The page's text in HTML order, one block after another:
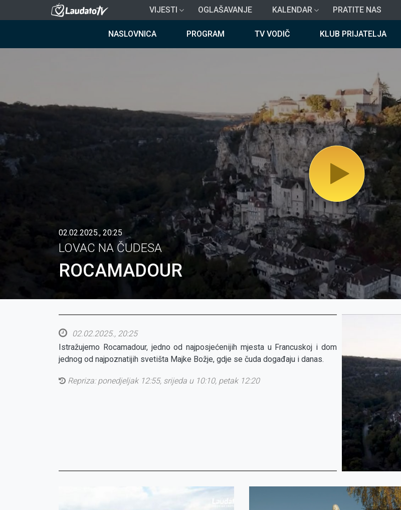
na
VIJESTI OGLAŠAVANJE KALENDAR PRATITE NAS
NASLOVNICA PROGRAM TV VODIČ KLUB PRIJATELJA
02.02.2025., 20:25
LOVAC NA ČUDESA
ROCAMADOUR
02.02.2025., 20:25
Istražujemo Rocamadour, jedno od najposjećenijih mjesta u Francuskoj i dom
jednog od najpoznatijih svetišta Majke Božje, gdje se čuda događaju i danas.
Repriza: ponedjeljak 12:55, srijeda u 10:10, petak 12:20